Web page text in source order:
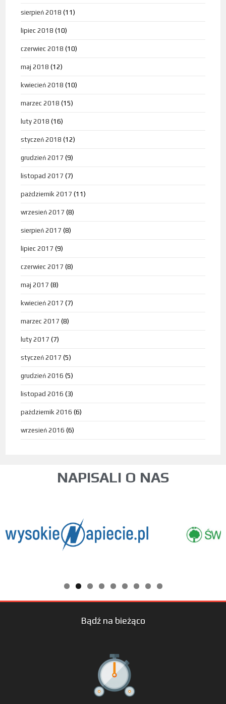
sierpień 2018 (11)
lipiec 2018 (10)
czerwiec 2018 (10)
maj 2018 (12)
kwiecień 2018 (10)
marzec 2018 (15)
luty 2018 (16)
styczeń 2018 (12)
grudzień 2017 (9)
listopad 2017 (7)
październik 2017 (11)
wrzesień 2017 (8)
sierpień 2017 (8)
lipiec 2017 (9)
czerwiec 2017 (8)
maj 2017 (8)
kwiecień 2017 (7)
marzec 2017 (8)
luty 2017 (7)
styczeń 2017 (5)
grudzień 2016 (5)
listopad 2016 (3)
październik 2016 (6)
wrzesień 2016 (6)
NAPISALI O NAS
Bądź na bieżąco